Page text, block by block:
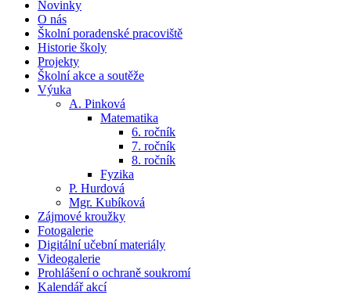
Novinky
O nás
Školní poradenské pracoviště
Historie školy
Projekty
Školní akce a soutěže
Výuka
A. Pinková
Matematika
6. ročník
7. ročník
8. ročník
Fyzika
P. Hurdová
Mgr. Kubíková
Zájmové kroužky
Fotogalerie
Digitální učební materiály
Videogalerie
Prohlášení o ochraně soukromí
Kalendář akcí